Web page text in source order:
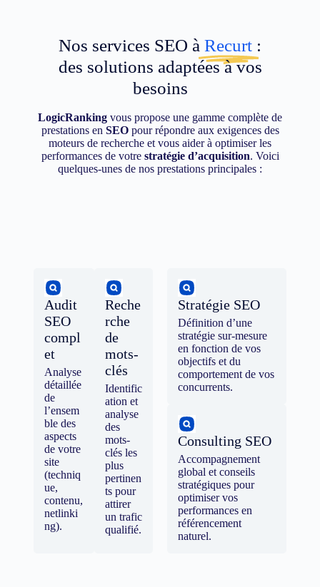
Nos services SEO à Recurt :
des solutions adaptées à vos
besoins
LogicRanking vous propose une gamme complète de
prestations en SEOpour répondre aux exigences des
moteurs de recherche et vous aider à optimiser les
performances de votre stratégie d’acquisition. Voici
quelques-unes de nos prestations principales :
Audit
SEO
compl
et
Analyse
détaillée
de
l’ensem
ble des
aspects
de votre
site
(techniq
ue,
contenu,
netlinki
ng).
Reche
rche
de
mots-
clés
Identific
ation et
analyse
des
mots-
clés les
plus
pertinen
ts pour
attirer
un trafic
qualifié.
Stratégie SEO
Définition d’une
stratégie sur-mesure
en fonction de vos
objectifs et du
comportement de vos
concurrents.
Consulting SEO
Accompagnement
global et conseils
stratégiques pour
optimiser vos
performances en
référencement
naturel.